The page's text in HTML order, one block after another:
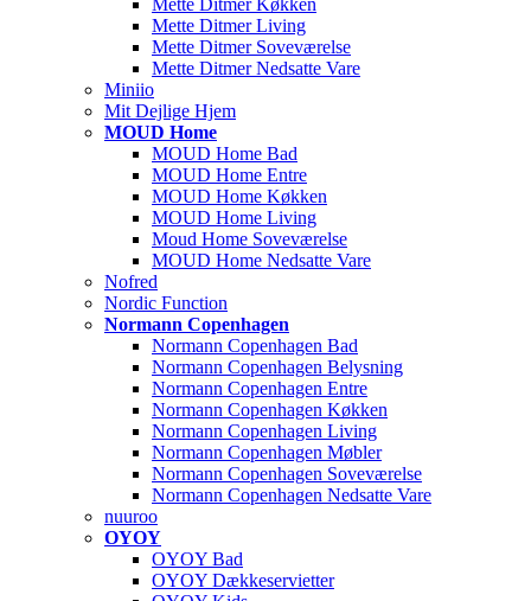
Mette Ditmer Køkken
Mette Ditmer Living
Mette Ditmer Soveværelse
Mette Ditmer Nedsatte Vare
Miniio
Mit Dejlige Hjem
MOUD Home
MOUD Home Bad
MOUD Home Entre
MOUD Home Køkken
MOUD Home Living
Moud Home Soveværelse
MOUD Home Nedsatte Vare
Nofred
Nordic Function
Normann Copenhagen
Normann Copenhagen Bad
Normann Copenhagen Belysning
Normann Copenhagen Entre
Normann Copenhagen Køkken
Normann Copenhagen Living
Normann Copenhagen Møbler
Normann Copenhagen Soveværelse
Normann Copenhagen Nedsatte Vare
nuuroo
OYOY
OYOY Bad
OYOY Dækkeservietter